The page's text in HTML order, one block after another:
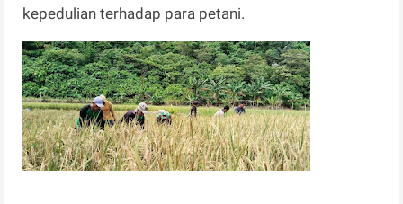
kepedulian terhadap para petani.